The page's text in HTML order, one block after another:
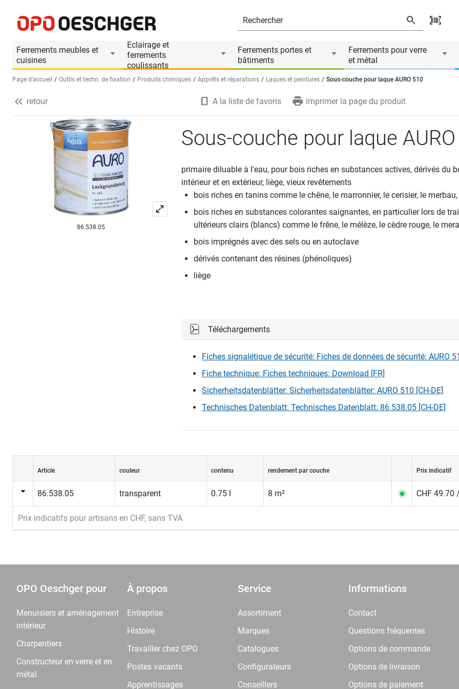
Ferrements meubles et
cuisines
Eclairage et
ferrements
coulissants
Ferrements portes et
bâtiments
Ferrements pour verre
et métal
Sélectionnez une langue (FR)
Page d’accueil Outils et techn. de fixation Produits chimiques Apprêts et réparations Laques et peintures Sous-couche pour laque AURO 510
Informations produit
retour A la liste de favoris imprimer la page du produit
86.538.05
Sous-couche pour laque
primaire diluable à l'eau, pour bois riches en substances actives, dérivés du
intérieur et en extérieur, liège, vieux revêtements
bois riches en tanins comme le chêne, le marronnier, le cerisier, le
bois riches en substances colorantes saignantes, en particulier lors de
ultérieurs clairs (blancs) comme le frêne, le mélèze, le cèdre rouge, le
bois imprégnés avec des sels ou en autoclave
dérivés contenant des résines (phénoliques)
liège
Téléchargements
Fiches signalétique de sécurité: Fiches de données de sécurité: AURO
Fiche technique: Fiches techniques: Download [FR]
Sicherheitsdatenblätter: Sicherheitsdatenblätter: AURO 510 [CH-DE]
Technisches Datenblatt: Technisches Datenblatt: 86.538.05 [CH-DE]
Article couleur contenu rendement par couche Prix indicatif
86.538.05 transparent 0.75 l 8 m² CHF 49.70
Prix indicatifs pour artisans en CHF, sans TVA
OPO Oeschger pour
Menuisiers et aménagement
intérieur
Charpentiers
Constructeur en verre et en
métal
À propos
Entreprise
Histoire
Travailler chez OPO
Postes vacants
Apprentissages
Service
Assortiment
Marques
Catalogues
Configurateurs
Conseillers
Informations
Contact
Questions fréquentes
Options de commande
Options de livraison
Options de paiement